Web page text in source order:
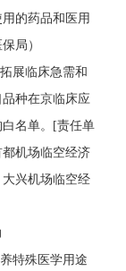
的药品和医用
局）
展临床急需和
种在京临床应
名单。
[责任单
机场临空经济
兴机场临空经
特殊医学用途